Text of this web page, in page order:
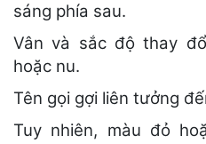
sáng phía sau.
Vân và sắc độ thay
hoặc nu.
Tên gọi gợi liên tưởng
Tuy nhiên, màu đỏ